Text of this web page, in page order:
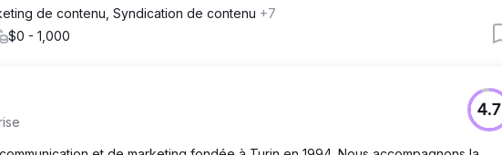
de contenu, Syndication de contenu +7
$0 - 1,000
4.7